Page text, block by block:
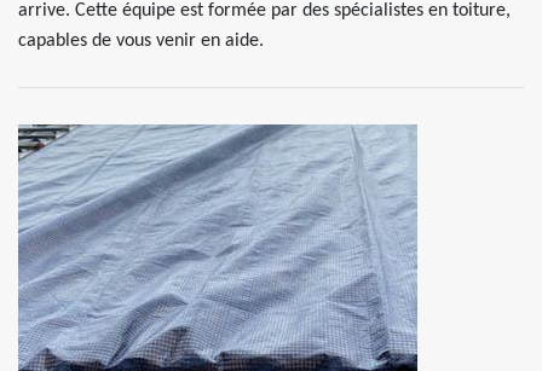
arrive. Cette équipe est formée par des spécialistes en toiture,
capables de vous venir en aide.